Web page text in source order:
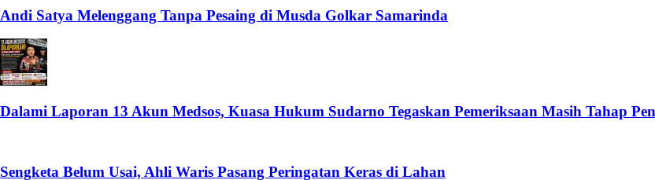
Andi Satya Melenggang Tanpa Pesaing di Musda Golkar Samarinda
Dalami Laporan 13 Akun Medsos, Kuasa Hukum Sudarno Tegaskan Pemeriksaan Masih Tahap
Sengketa Belum Usai, Ahli Waris Pasang Peringatan Keras di Lahan